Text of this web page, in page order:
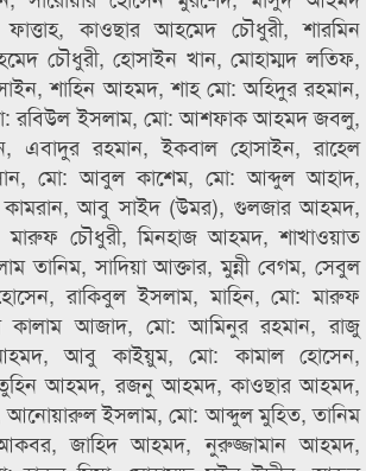
কাওছার আহমেদ চৌধুরী, শারমিন
চৌধুরী, হোসাইন খান, মোহাম্মদ লতিফ,
শাহিন আহমদ, শাহ মো: অহিদুর রহমান,
রবিউল ইসলাম, মো: আশফাক আহমদ জবলু,
এবাদুর রহমান, ইকবাল হোসাইন, রাহেল
মো: আবুল কাশেম, মো: আব্দুল আহাদ,
আবু সাইদ (উমর), গুলজার আহমদ,
চৌধুরী, মিনহাজ আহমদ, শাখাওয়াত
তানিম, সাদিয়া আক্তার, মুন্নী বেগম, সেবুল
রাকিবুল ইসলাম, মাহিন, মো: মারুফ
আজাদ, মো: আমিনুর রহমান, রাজু
আবু কাইয়ুম, মো: কামাল হোসেন,
আহমদ, রজনু আহমদ, কাওছার আহমদ,
আনোয়ারুল ইসলাম, মো: আব্দুল মুহিত, তানিম
জাহিদ আহমদ, নুরুজ্জামান আহমদ,